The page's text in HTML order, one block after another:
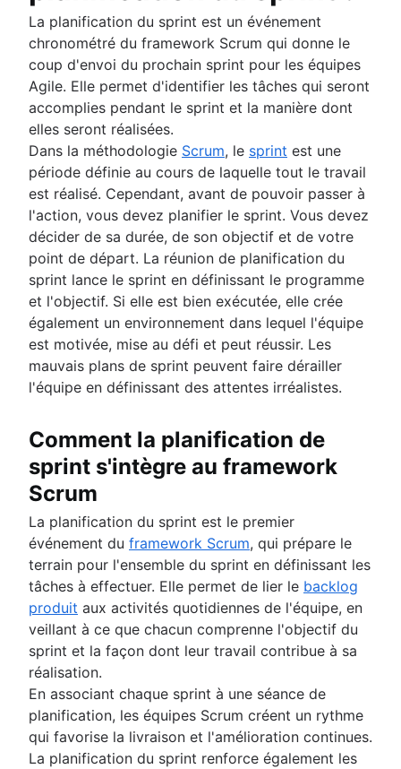
Logiciel de planification de projets
Outils de gestion du backlog
gestion des workflows
Exemples de workflows
Comment créer une feuille de route de projet
Outils de planification du sprint
Démo de sprint
Logiciel de calendrier de projet
Automatisation des tâches
Backlog produit et backlog de sprint
Outils de gestion des workflows
Dépendances des projets
Tableaux de bord de gestion des tâches
Cadence des sprints
Suivi accéléré
Story points de Fibonacci
Gestion de produit ou gestion de projet
Gestion des délais
Gestion de la charge de travail
Logiciel de gestion de projet gratuit
Processus d'amélioration continue
Risk analysis
Project management AI agents
What is a PMO?
Adaptive project management
La planification du sprint est un événement
chronométré du framework Scrum qui donne le
coup d'envoi du prochain sprint pour les équipes
Agile. Elle permet d'identifier les tâches qui seront
accomplies pendant le sprint et la manière dont
elles seront réalisées.
Dans la méthodologie Scrum, le sprint est une
période définie au cours de laquelle tout le travail
est réalisé. Cependant, avant de pouvoir passer à
l'action, vous devez planifier le sprint. Vous devez
décider de sa durée, de son objectif et de votre
point de départ. La réunion de planification du
sprint lance le sprint en définissant le programme
et l'objectif. Si elle est bien exécutée, elle crée
également un environnement dans lequel l'équipe
est motivée, mise au défi et peut réussir. Les
mauvais plans de sprint peuvent faire dérailler
l'équipe en définissant des attentes irréalistes.
Comment la planification de
sprint s'intègre au framework
Scrum
La planification du sprint est le premier
événement du framework Scrum, qui prépare le
terrain pour l'ensemble du sprint en définissant les
tâches à effectuer. Elle permet de lier le backlog
produit aux activités quotidiennes de l'équipe, en
veillant à ce que chacun comprenne l'objectif du
sprint et la façon dont leur travail contribue à sa
réalisation.
En associant chaque sprint à une séance de
planification, les équipes Scrum créent un rythme
qui favorise la livraison et l'amélioration continues.
La planification du sprint renforce également les